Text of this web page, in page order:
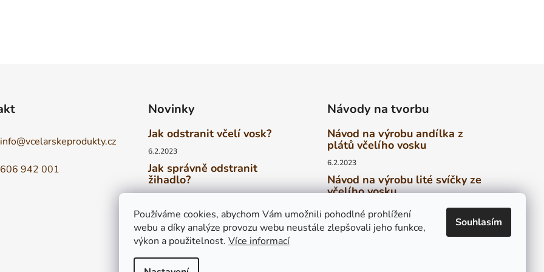
Používáme cookies, abychom Vám umožnili pohodlné prohlížení
webu a díky analýze provozu webu neustále zlepšovali jeho funkce,
výkon a použitelnost. Více informací
Souhlasím
info@vcelarskeprodukty.cz
606 942 001
Novinky
Jak odstranit včelí vosk?
6.2.2023
Jak správně odstranit
žihadlo?
Vyrovná se tuzemský med
medům zahraničním?
6.2.2023
Návody na tvorbu
Návod na výrobu andílka z
plátů včelího vosku
6.2.2023
Návod na výrobu lité svíčky ze
včelího vosku
6.2.2023
Návod na výrobu stáčené
svíčky z plátů včelího vosku